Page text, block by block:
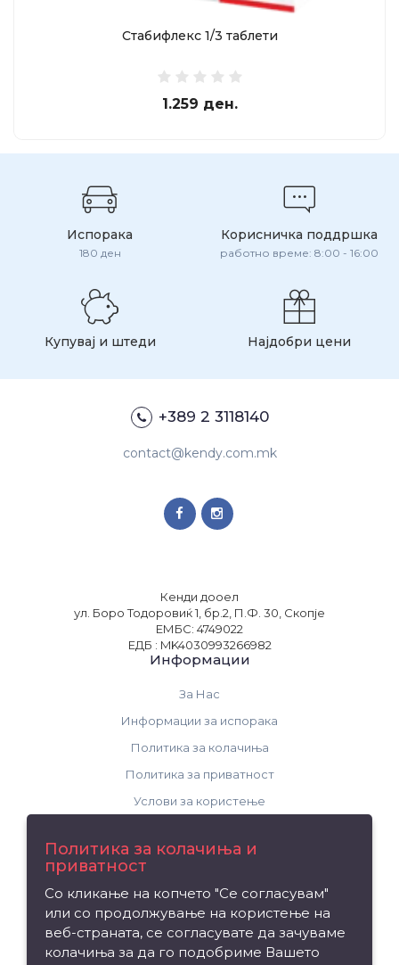
Стабифлекс 1/3 таблети
1.259 ден.
Испорака
180 ден
Корисничка поддршка
работно време: 8:00 - 16:00
Купувај и штеди Најдобри цени
+389 2 3118140
contact@kendy.com.mk
Кенди дооел
ул. Боро Тодоровиќ 1, бр.2, П.Ф. 30, Скопје
ЕМБС: 4749022
ЕДБ : MK4030993266982
Информации
За Нас
Информации за испорака
Политика за колачиња
Политика за приватност
Услови за користење
Рекламација на производ
Мапа на сајтот
Издвојуваме
Политика за колачиња и
приватност
Со кликање на копчето "Се согласувам"
или со продолжување на користење на
веб-страната, се согласувате да зачуваме
колачиња за да го подобриме Вашето